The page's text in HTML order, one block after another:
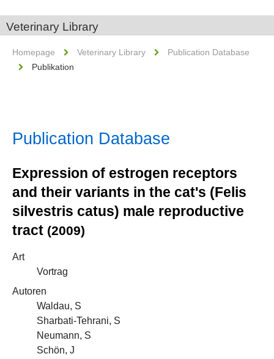
Veterinary Library
Homepage Veterinary Library
Publication Database
Publikation
Publication Database
Expression of estrogen receptors
and their variants in the cat's (Felis
silvestris catus) male reproductive
tract (2009)
Art
Vortrag
Autoren
Waldau, S
Sharbati-Tehrani, S
Neumann, S
Schön, J